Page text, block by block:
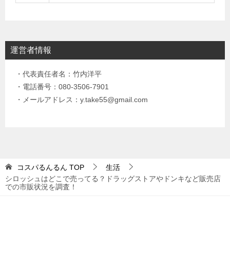
運営者情報
・代表責任者名：竹内洋平
・電話番号：080-3506-7901
・メールアドレス：y.take55@gmail.com
コスパるんるん TOP
生活
シロッシュはどこで売ってる？ドラッグストアやドンキなど販売店
での市販状況を調査！